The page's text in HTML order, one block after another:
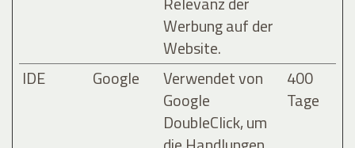
Werbung auf der
Website.
IDE Google
Verwendet von
Google
DoubleClick, um
400
Tage